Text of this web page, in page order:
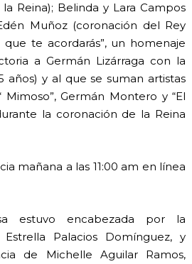
Reina); Belinda y Lara Campos
Muñoz (coronación del Rey
que te acordarás”, un homenaje
a Germán Lizárraga con la
años) y al que se suman artistas
Germán Montero y “El
la coronación de la Reina
mañana a las 11:00 am en línea
estuvo encabezada por la
Estrella Palacios Domínguez, y
de Michelle Aguilar Ramos,